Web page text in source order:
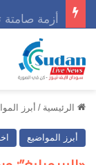
الرئيسية / أبرز
أبرز المواضيع